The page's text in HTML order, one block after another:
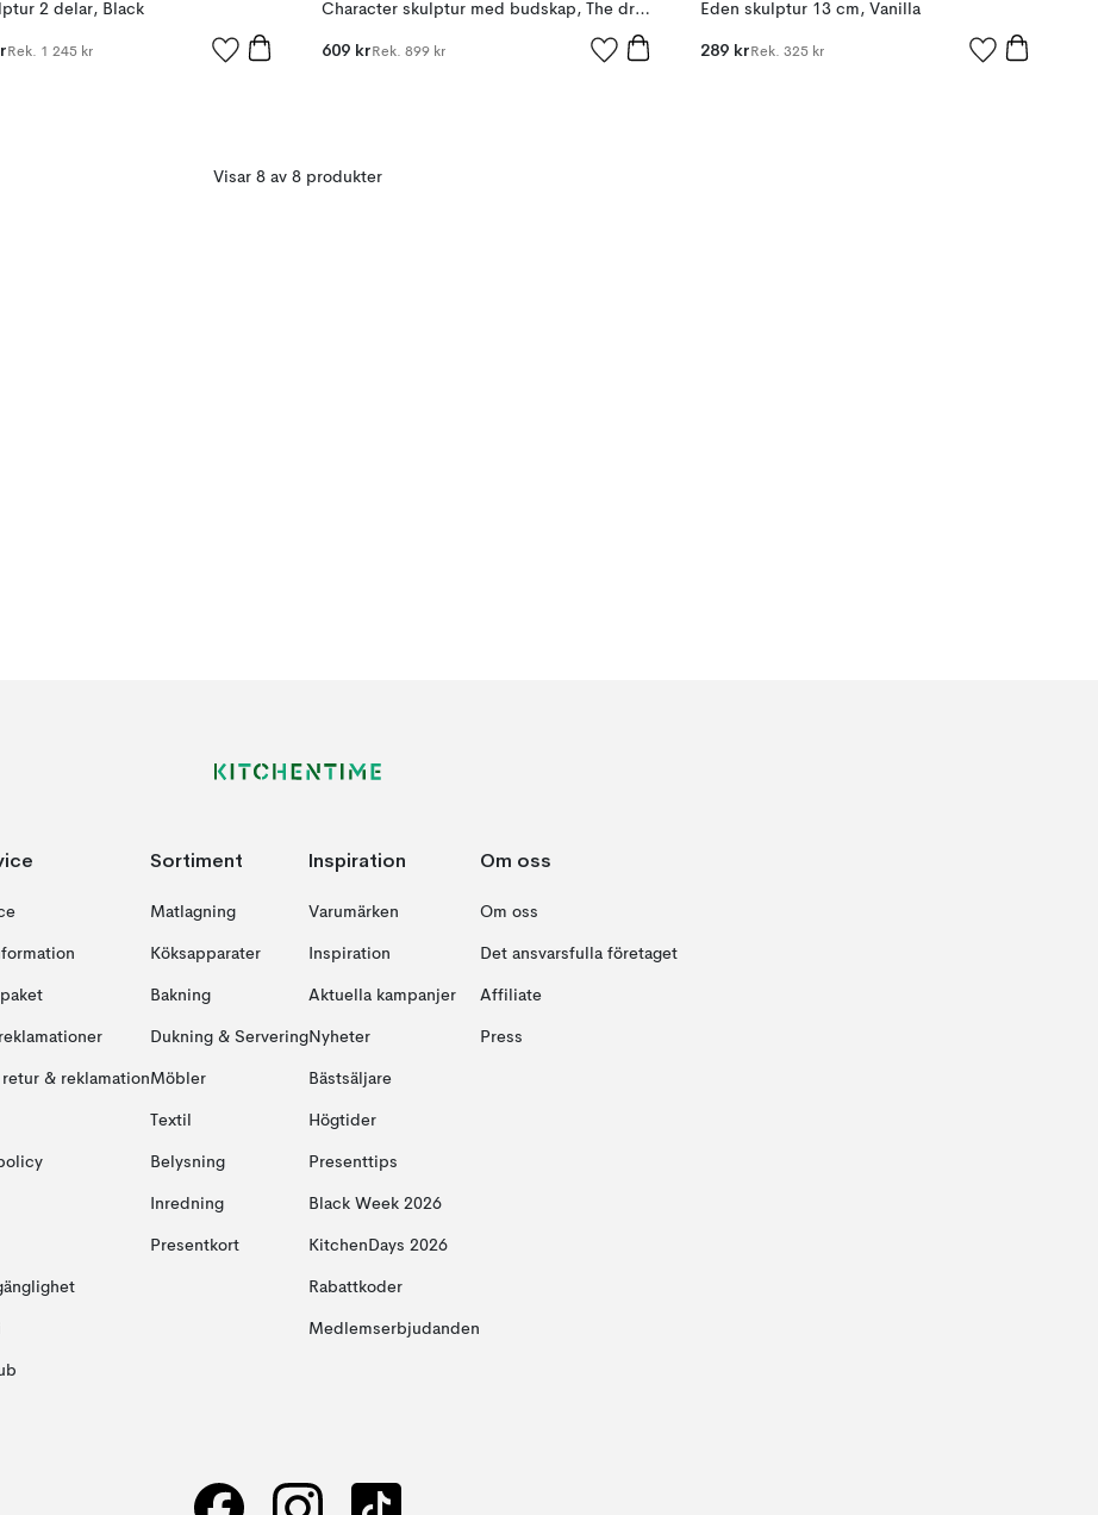
2 delar, Black
Rek. 1 245 kr
Character skulptur med budskap, The dreamer
609 kr Rek. 899 kr
Eden skulptur 13 cm, Vanilla
289 kr Rek. 325 kr
Visar 8 av 8 produkter
retur & reklamation
Sortiment
Matlagning
Köksapparater
Bakning
Dukning & Servering
Möbler
Textil
Belysning
Inredning
Presentkort
Inspiration
Varumärken
Inspiration
Aktuella kampanjer
Nyheter
Bästsäljare
Högtider
Presenttips
Black Week 2026
KitchenDays 2026
Rabattkoder
Medlemserbjudanden
Om oss
Om oss
Det ansvarsfulla företaget
Affiliate
Press